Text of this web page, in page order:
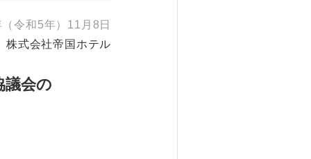
令和5年）11月8日
株式会社帝国ホテル
議会の